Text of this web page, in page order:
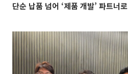
단순 납품 넘어 ‘제품 개발’ 파트너로